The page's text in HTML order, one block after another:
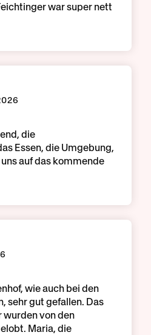
war super nett
die
Essen, die Umgebung,
auf das kommende
wie auch bei den
sehr gut gefallen. Das
wurden von den
Maria, die